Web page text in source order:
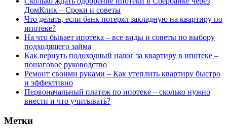
ДомКлик – Сроки и советы
Что делать, если банк потерял закладную на квартиру по
ипотеке?
На что бывает ипотека – все виды и советы по выбору
подходящего займа
Как вернуть подоходный налог за квартиру в ипотеке –
пошаговое руководство
Ремонт своими руками – Как утеплить квартиру быстро
и эффективно
Первоначальный платеж по ипотеке – сколько нужно
внести и что учитывать?
Метки